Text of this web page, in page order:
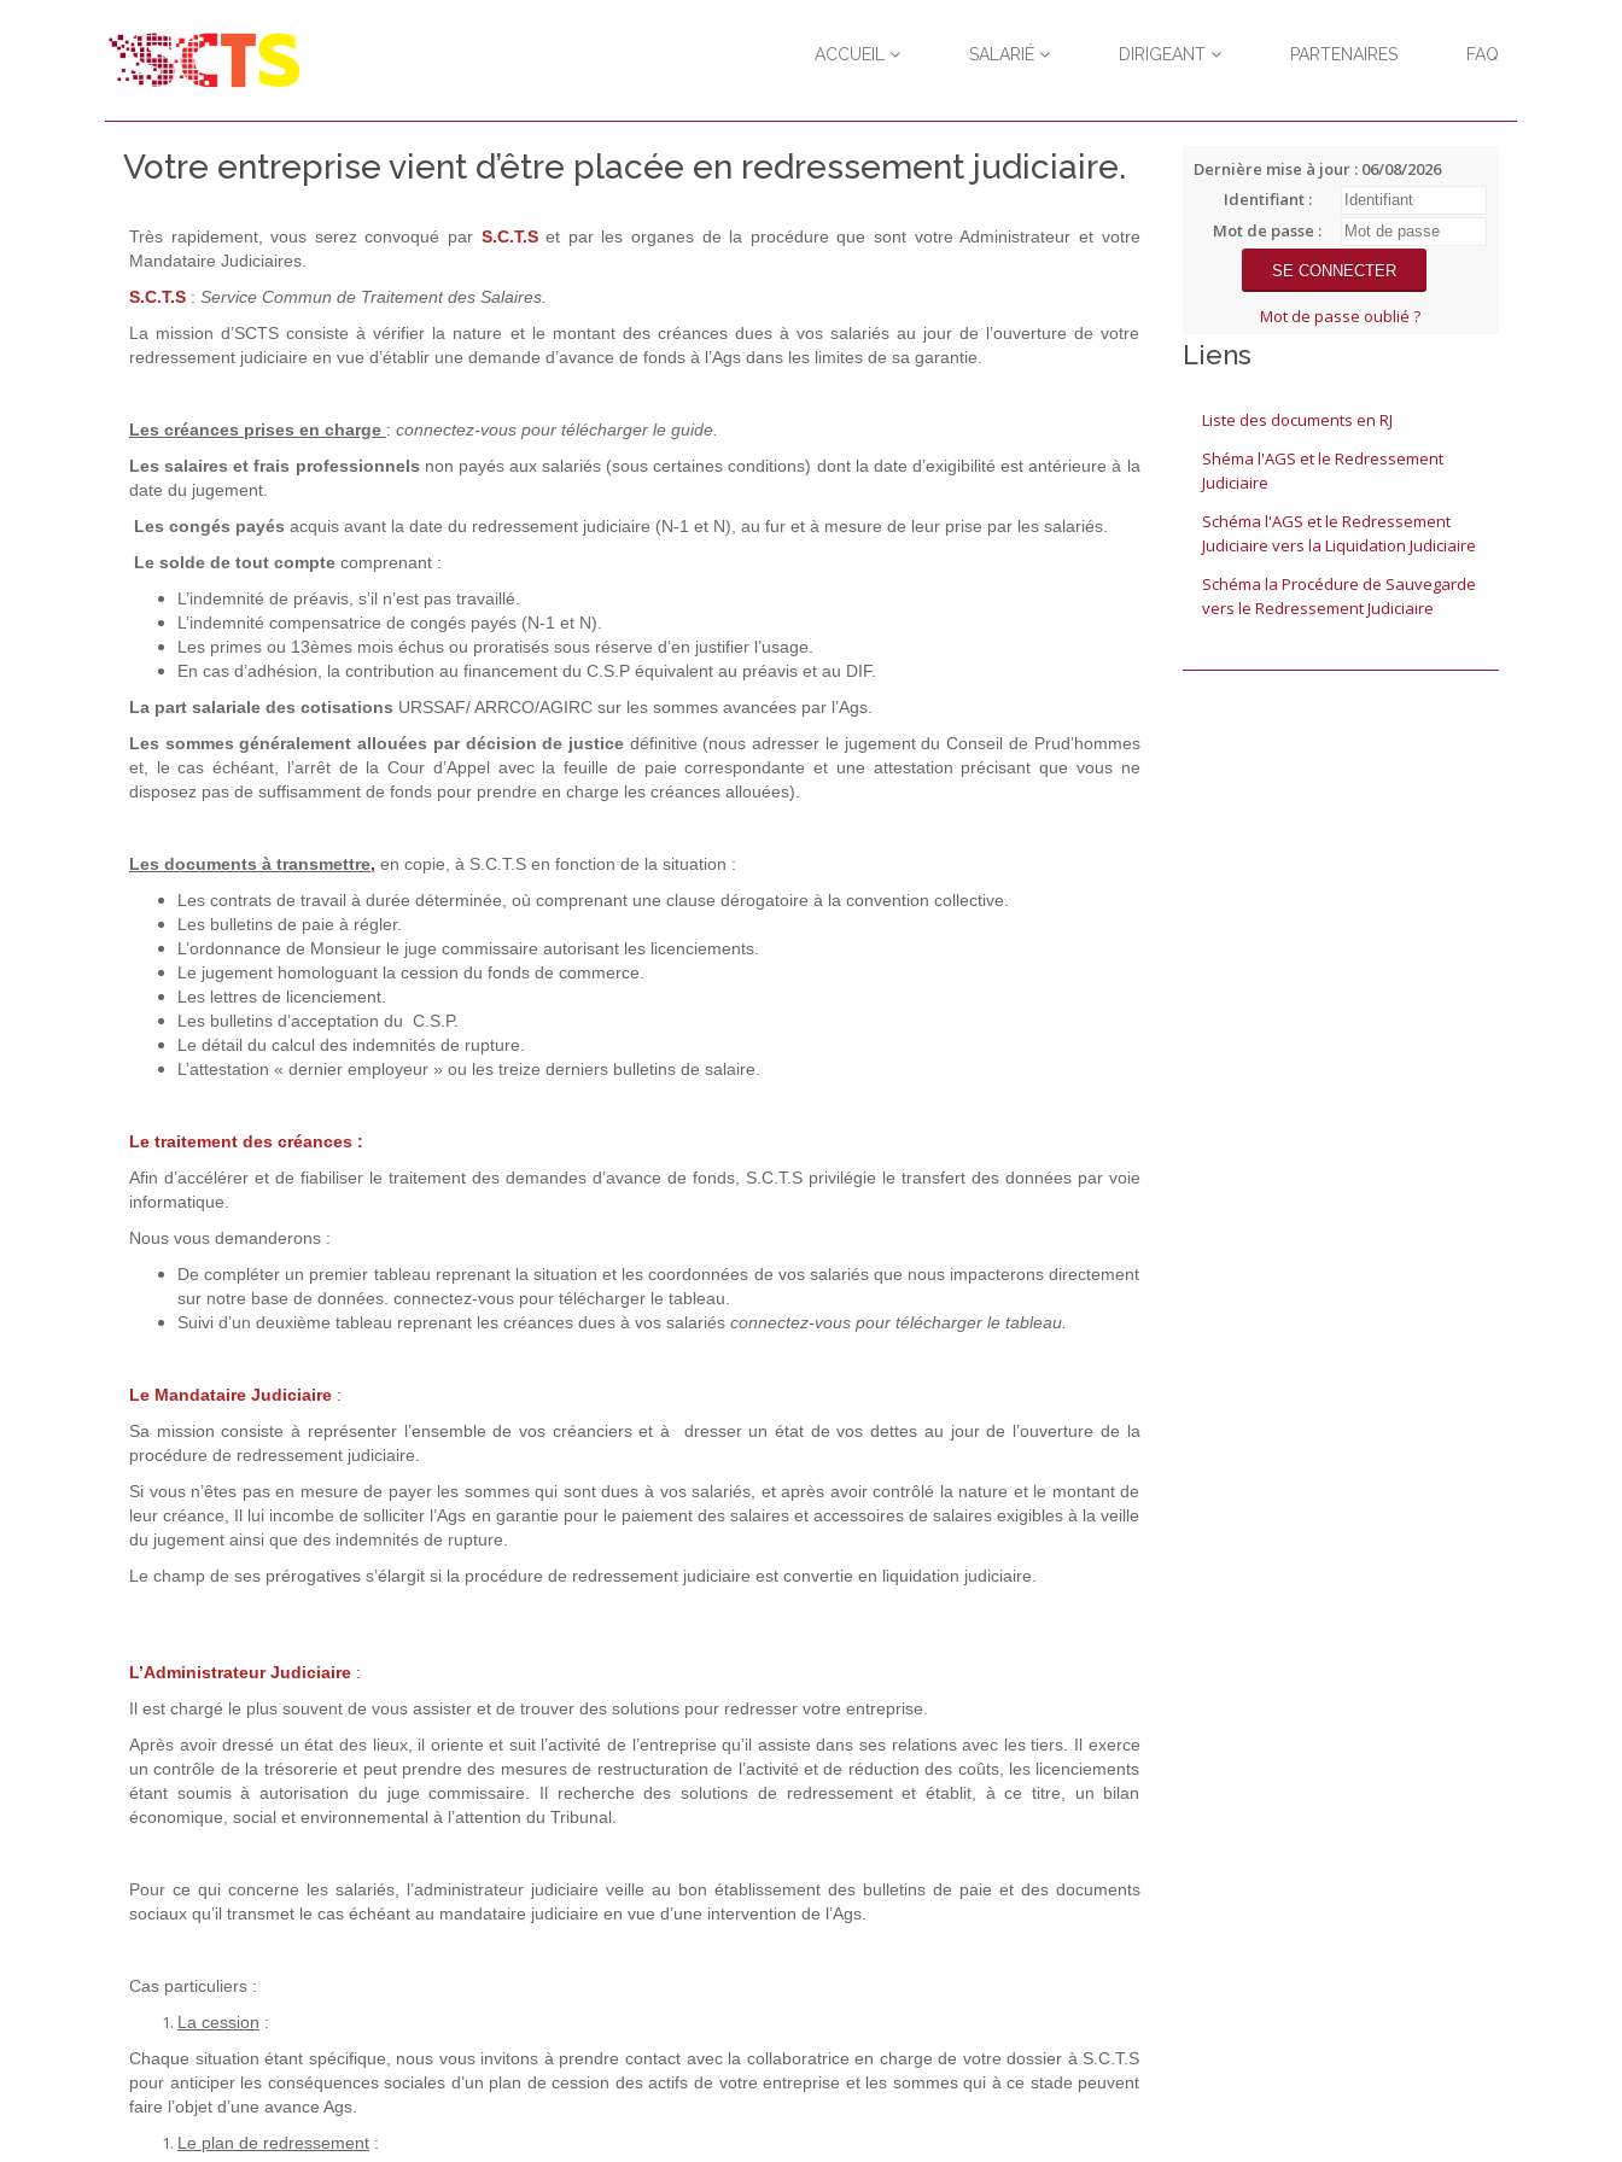
ACCUEIL SALARIÉ DIRIGEANT PARTENAIRES FAQ
Votre entreprise vient d’être placée en redressement judiciaire.
Très rapidement, vous serez convoqué par S.C.T.S et par les organes de la procédure que sont votre Administrateur et votre
Mandataire Judiciaires.
S.C.T.S : Service Commun de Traitement des Salaires.
La mission d’SCTS consiste à vérifier la nature et le montant des créances dues à vos salariés au jour de l’ouverture de votre
redressement judiciaire en vue d’établir une demande d’avance de fonds à l’Ags dans les limites de sa garantie.
Les créances prises en charge : connectez-vous pour télécharger le guide.
Les salaires et frais professionnels non payés aux salariés (sous certaines conditions) dont la date d’exigibilité est antérieure à la
date du jugement.
Les congés payés acquis avant la date du redressement judiciaire (N-1 et N), au fur et à mesure de leur prise par les salariés.
Le solde de tout compte comprenant :
L’indemnité de préavis, s’il n’est pas travaillé.
L’indemnité compensatrice de congés payés (N-1 et N).
Les primes ou 13èmes mois échus ou proratisés sous réserve d’en justifier l’usage.
En cas d’adhésion, la contribution au financement du C.S.P équivalent au préavis et au DIF.
La part salariale des cotisations URSSAF/ ARRCO/AGIRC sur les sommes avancées par l’Ags.
Les sommes généralement allouées par décision de justice définitive (nous adresser le jugement du Conseil de Prud’hommes
et, le cas échéant, l’arrêt de la Cour d’Appel avec la feuille de paie correspondante et une attestation précisant que vous ne
disposez pas de suffisamment de fonds pour prendre en charge les créances allouées).
Les documents à transmettre, en copie, à S.C.T.S en fonction de la situation :
Les contrats de travail à durée déterminée, où comprenant une clause dérogatoire à la convention collective.
Les bulletins de paie à régler.
L’ordonnance de Monsieur le juge commissaire autorisant les licenciements.
Le jugement homologuant la cession du fonds de commerce.
Les lettres de licenciement.
Les bulletins d’acceptation du C.S.P.
Le détail du calcul des indemnités de rupture.
L’attestation « dernier employeur » ou les treize derniers bulletins de salaire.
Le traitement des créances :
Afin d’accélérer et de fiabiliser le traitement des demandes d’avance de fonds, S.C.T.S privilégie le transfert des données par voie
informatique.
Nous vous demanderons :
De compléter un premier tableau reprenant la situation et les coordonnées de vos salariés que nous impacterons directement
sur notre base de données. connectez-vous pour télécharger le tableau.
Suivi d’un deuxième tableau reprenant les créances dues à vos salariés connectez-vous pour télécharger le tableau.
Le Mandataire Judiciaire :
Sa mission consiste à représenter l’ensemble de vos créanciers et à dresser un état de vos dettes au jour de l’ouverture de la
procédure de redressement judiciaire.
Si vous n’êtes pas en mesure de payer les sommes qui sont dues à vos salariés, et après avoir contrôlé la nature et le montant de
leur créance, Il lui incombe de solliciter l’Ags en garantie pour le paiement des salaires et accessoires de salaires exigibles à la veille
du jugement ainsi que des indemnités de rupture.
Le champ de ses prérogatives s’élargit si la procédure de redressement judiciaire est convertie en liquidation judiciaire.
L’Administrateur Judiciaire :
Il est chargé le plus souvent de vous assister et de trouver des solutions pour redresser votre entreprise.
Après avoir dressé un état des lieux, il oriente et suit l’activité de l’entreprise qu’il assiste dans ses relations avec les tiers. Il exerce
un contrôle de la trésorerie et peut prendre des mesures de restructuration de l’activité et de réduction des coûts, les licenciements
étant soumis à autorisation du juge commissaire. Il recherche des solutions de redressement et établit, à ce titre, un bilan
économique, social et environnemental à l’attention du Tribunal.
Pour ce qui concerne les salariés, l’administrateur judiciaire veille au bon établissement des bulletins de paie et des documents
sociaux qu’il transmet le cas échéant au mandataire judiciaire en vue d’une intervention de l’Ags.
Cas particuliers :
La cession :
Chaque situation étant spécifique, nous vous invitons à prendre contact avec la collaboratrice en charge de votre dossier à S.C.T.S
pour anticiper les conséquences sociales d’un plan de cession des actifs de votre entreprise et les sommes qui à ce stade peuvent
faire l’objet d’une avance Ags.
Le plan de redressement :
Dernière mise à jour : 06/08/2026
Identifiant :
Mot de passe :
Mot de passe oublié ?
Liens
Liste des documents en RJ
Shéma l'AGS et le Redressement
Judiciaire
Schéma l'AGS et le Redressement
Judiciaire vers la Liquidation Judiciaire
Schéma la Procédure de Sauvegarde
vers le Redressement Judiciaire